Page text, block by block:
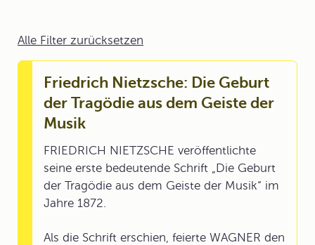
Alle Filter zurücksetzen
Friedrich Nietzsche: Die Geburt
der Tragödie aus dem Geiste der
Musik
FRIEDRICH NIETZSCHE veröffentlichte
seine erste bedeutende Schrift „Die Geburt
der Tragödie aus dem Geiste der Musik“ im
Jahre 1872.
Als die Schrift erschien, feierte WAGNER den